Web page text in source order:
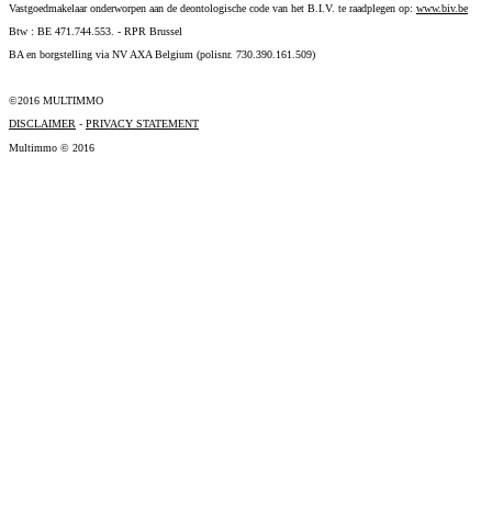
Vastgoedmakelaar onderworpen aan de deontologische code van het B.I.V. te raadplegen op: www.biv.be
Btw : BE 471.744.553. - RPR Brussel
BA en borgstelling via NV AXA Belgium (polisnr. 730.390.161.509)
©2016 MULTIMMO
DISCLAIMER - PRIVACY STATEMENT
Multimmo © 2016